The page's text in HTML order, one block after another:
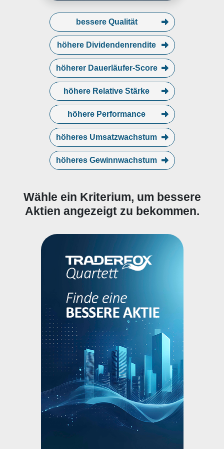
generator enclosures used in data
centers and other industrial
applications. The Commercial and
Industrial segment is involved in
electr
bessere Qualität
höhere Dividendenrendite
höherer Dauerläufer-Score
höhere Relative Stärke
höhere Performance
höheres Umsatzwachstum
höheres Gewinnwachstum
Wähle ein Kriterium, um bessere
Aktien angezeigt zu bekommen.